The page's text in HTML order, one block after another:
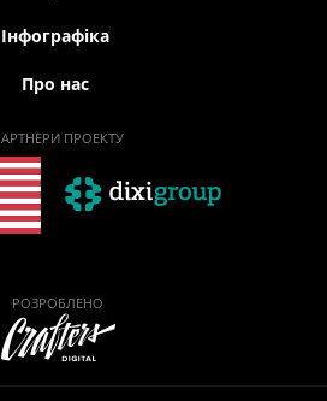
Інфографіка
Про нас
ПРОЕКТУ
РОЗРОБЛЕНО